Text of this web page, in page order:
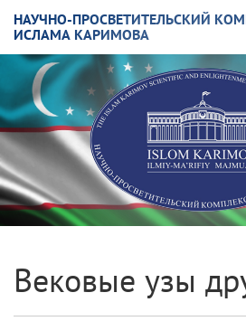
НАУЧНО-ПРОСВЕТИТЕЛЬСКИЙ
ИСЛАМА КАРИМОВА
Вековые узы